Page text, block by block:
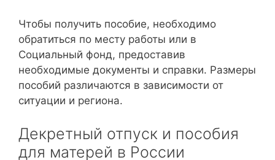
Чтобы получить пособие, необходимо
обратиться по месту работы или в
Социальный фонд, предоставив
необходимые документы и справки. Размеры
пособий различаются в зависимости от
ситуации и региона.
Декретный отпуск и пособия
для матерей в России